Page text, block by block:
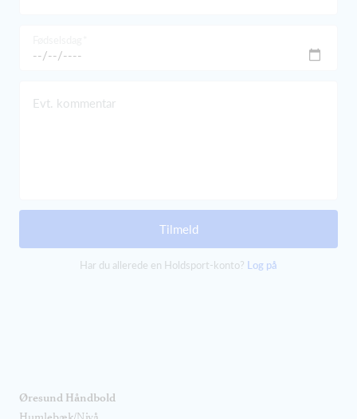
Evt. kommentar
Tilmeld
Har du allerede en Holdsport-konto? Log på
Øresund Håndbold
Humlebæk/Nivå